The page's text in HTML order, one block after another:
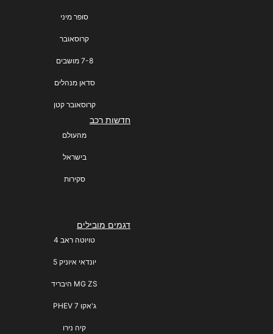
סופר מיני
קרוסאובר
7-8 מושבים
סדאן מנהלים
קרוסאובר קטן
חדשות רכב
מהעולם
בישראל
סקירות
דגמים מובילים
טויוטה ראב 4
יונדאי איוניק 5
MG ZS היבריד
ג'אקו 7 PHEV
קיה נירו